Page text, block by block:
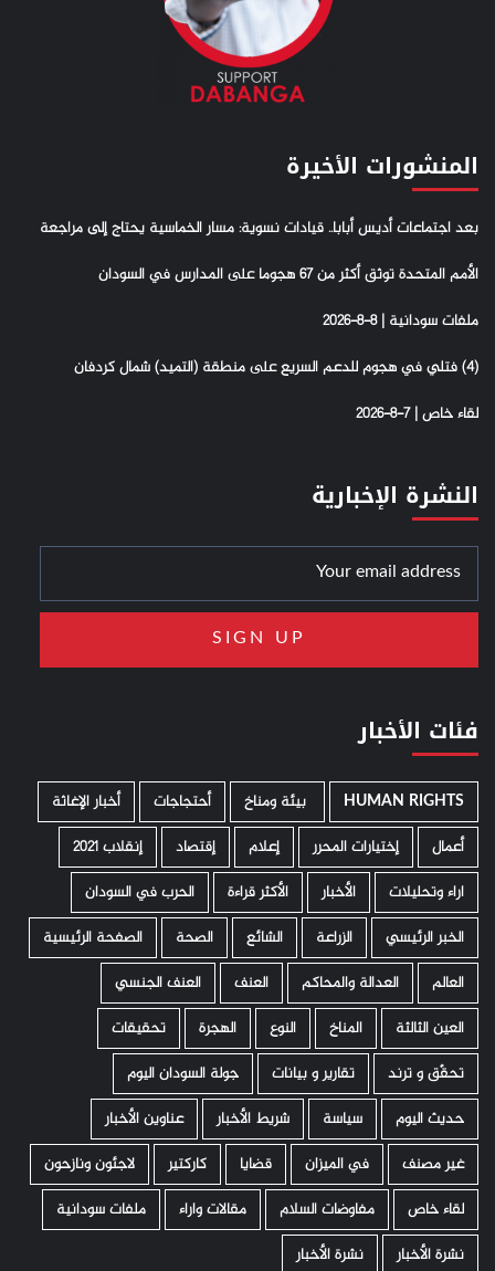
المنشورات الأخيرة
بعد اجتماعات أديس أبابا.. قيادات نسوية: مسار الخماسية يحتاج إلى مراجعة
الأمم المتحدة توثق أكثر من 67 هجوما على المدارس في السودان
ملفات سودانية | 8-8-2026
(4) فتلي في هجوم للدعم السريع على منطقة (التميد) شمال كردفان
لقاء خاص | 7-8-2026
النشرة الإخبارية
فئات الأخبار
HUMAN RIGHTS ­ بيئة ومناخ أحتجاجات
أخبار الإغاثة
أعمال
إختيارات المحرر إعلام إقتصاد
إنقلاب 2021
اراء وتحليلات
الأخبار الأكثر قراءة
الحرب في السودان
الخبر الرئيسي
الزراعة الشائع الصحة
الصفحة الرئيسية
العالم
العدالة والمحاكم العنف
العنف الجنسي
العين الثالثة
المناخ النوع الهجرة
تحقيقات
تحقّق و ترند
تقارير و بيانات
جولة السودان اليوم
حديث اليوم
سياسة شريط الأخبار
عناوين الأخبار
غير مصنف
في الميزان قضايا كاركتير
لاجئون ونازحون
لقاء خاص
مفاوضات السلام مقالات واراء
ملفات سودانية
نشرة الأخبار
نشرة الأخبار